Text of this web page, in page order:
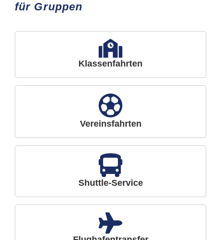
für Gruppen
Klassenfahrten
Vereinsfahrten
Shuttle-Service